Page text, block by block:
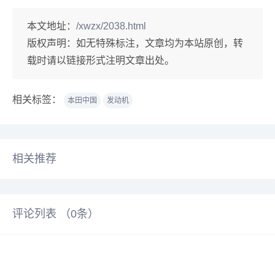
本文地址： /xwzx/2038.html
版权声明： 如无特殊标注，文章均为本站原创，转
载时请以链接形式注明文章出处。
相关标签： 本田中国 发动机
相关推荐
评论列表 （0条）